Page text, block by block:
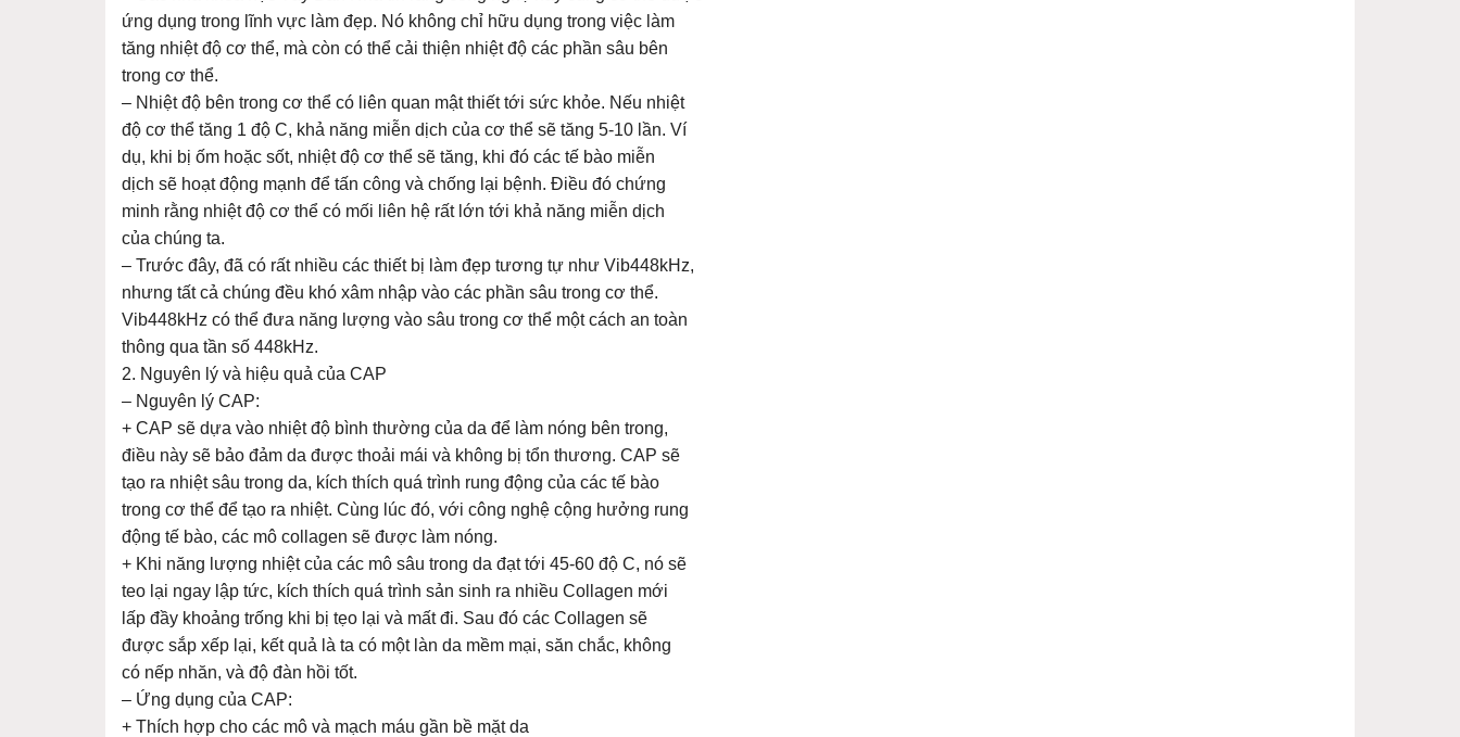
ứng dụng trong lĩnh vực làm đẹp. Nó không chỉ hữu dụng trong việc làm
tăng nhiệt độ cơ thể, mà còn có thể cải thiện nhiệt độ các phần sâu bên
trong cơ thể.
– Nhiệt độ bên trong cơ thể có liên quan mật thiết tới sức khỏe. Nếu nhiệt
độ cơ thể tăng 1 độ C, khả năng miễn dịch của cơ thể sẽ tăng 5-10 lần. Ví
dụ, khi bị ốm hoặc sốt, nhiệt độ cơ thể sẽ tăng, khi đó các tế bào miễn
dịch sẽ hoạt động mạnh để tấn công và chống lại bệnh. Điều đó chứng
minh rằng nhiệt độ cơ thể có mối liên hệ rất lớn tới khả năng miễn dịch
của chúng ta.
– Trước đây, đã có rất nhiều các thiết bị làm đẹp tương tự như Vib448kHz,
nhưng tất cả chúng đều khó xâm nhập vào các phần sâu trong cơ thể.
Vib448kHz có thể đưa năng lượng vào sâu trong cơ thể một cách an toàn
thông qua tần số 448kHz.
2. Nguyên lý và hiệu quả của CAP
– Nguyên lý CAP:
+ CAP sẽ dựa vào nhiệt độ bình thường của da để làm nóng bên trong,
điều này sẽ bảo đảm da được thoải mái và không bị tổn thương. CAP sẽ
tạo ra nhiệt sâu trong da, kích thích quá trình rung động của các tế bào
trong cơ thể để tạo ra nhiệt. Cùng lúc đó, với công nghệ cộng hưởng rung
động tế bào, các mô collagen sẽ được làm nóng.
+ Khi năng lượng nhiệt của các mô sâu trong da đạt tới 45-60 độ C, nó sẽ
teo lại ngay lập tức, kích thích quá trình sản sinh ra nhiều Collagen mới
lấp đầy khoảng trống khi bị tẹo lại và mất đi. Sau đó các Collagen sẽ
được sắp xếp lại, kết quả là ta có một làn da mềm mại, săn chắc, không
có nếp nhăn, và độ đàn hồi tốt.
– Ứng dụng của CAP:
+ Thích hợp cho các mô và mạch máu gần bề mặt da